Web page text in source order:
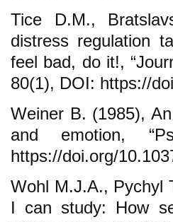
Tice D.M.,
distress regulation
feel bad, do it!,
80(1), DOI: https://
Weiner B. (1985),
and emotion,
https://doi.org/
Wohl M.J.A., Pychyl
I can study: How